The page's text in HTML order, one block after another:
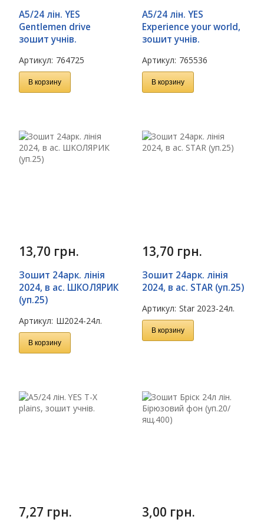
А5/24 лін. YES
Gentlemen drive
зошит учнів.
Артикул: 764725
В корзину
А5/24 лін. YES
Experience your world,
зошит учнів.
Артикул: 765536
В корзину
13,70 грн.
Зошит 24арк. лінія
2024, в ас. ШКОЛЯРИК
(уп.25)
Артикул: Ш2024-24л.
В корзину
13,70 грн.
Зошит 24арк. лінія
2024, в ас. STAR (уп.25)
Артикул: Star 2023-24л.
В корзину
7,27 грн. 3,00 грн.